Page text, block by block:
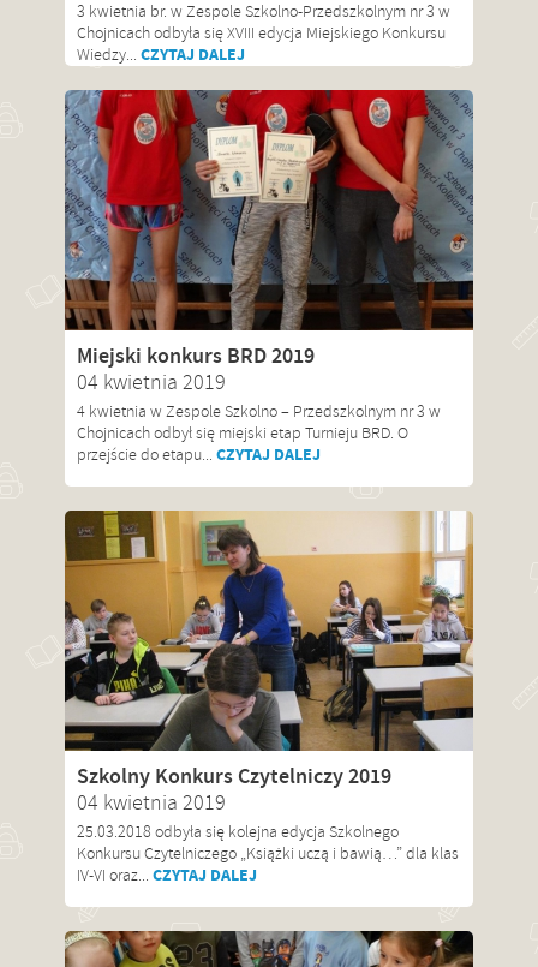
3 kwietnia br. w Zespole Szkolno-Przedszkolnym nr 3 w
Chojnicach odbyła się XVIII edycja Miejskiego Konkursu
Wiedzy... CZYTAJ DALEJ
Miejski konkurs BRD 2019
04 kwietnia 2019
4 kwietnia w Zespole Szkolno – Przedszkolnym nr 3 w
Chojnicach odbył się miejski etap Turnieju BRD. O
przejście do etapu... CZYTAJ DALEJ
Szkolny Konkurs Czytelniczy 2019
04 kwietnia 2019
25.03.2018 odbyła się kolejna edycja Szkolnego
Konkursu Czytelniczego „Książki uczą i bawią…” dla klas
IV-VI oraz... CZYTAJ DALEJ